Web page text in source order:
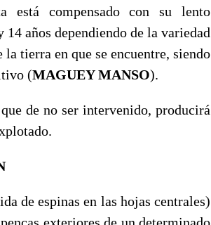
está compensado con su lento
años dependiendo de la variedad
tierra en que se encuentre, siendo
(MAGUEY MANSO).
de no ser intervenido, producirá
de espinas en las hojas centrales)